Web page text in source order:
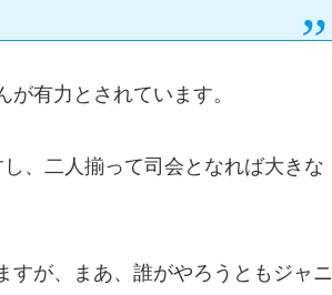
有力とされています。
、二人揃って司会となれば大きな
すが、まあ、誰がやろうともジャニ